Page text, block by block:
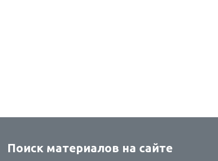
Поиск материалов на сайте